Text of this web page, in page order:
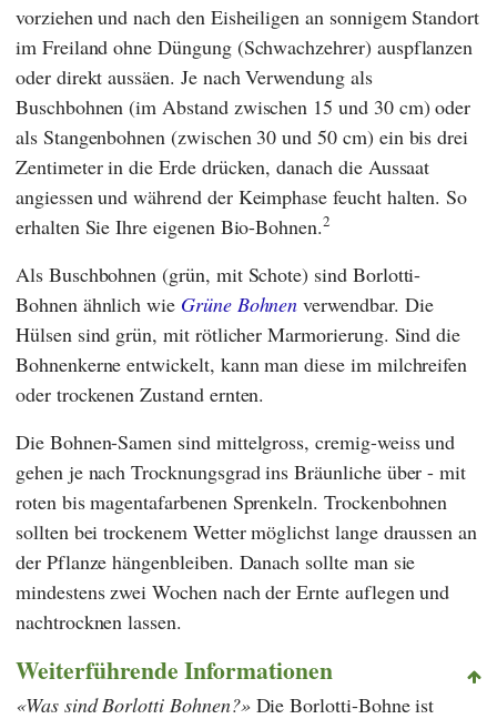
vorziehen und nach den Eisheiligen an sonnigem Standort
im Freiland ohne Düngung (Schwachzehrer) auspflanzen
oder direkt aussäen. Je nach Verwendung als
Buschbohnen (im Abstand zwischen 15 und 30 cm) oder
als Stangenbohnen (zwischen 30 und 50 cm) ein bis drei
Zentimeter in die Erde drücken, danach die Aussaat
angiessen und während der Keimphase feucht halten. So
erhalten Sie Ihre eigenen Bio-Bohnen.2
Als Buschbohnen (grün, mit Schote) sind Borlotti-
Bohnen ähnlich wie Grüne Bohnen verwendbar. Die
Hülsen sind grün, mit rötlicher Marmorierung. Sind die
Bohnenkerne entwickelt, kann man diese im milchreifen
oder trockenen Zustand ernten.
Die Bohnen-Samen sind mittelgross, cremig-weiss und
gehen je nach Trocknungsgrad ins Bräunliche über - mit
roten bis magentafarbenen Sprenkeln. Trockenbohnen
sollten bei trockenem Wetter möglichst lange draussen an
der Pflanze hängenbleiben. Danach sollte man sie
mindestens zwei Wochen nach der Ernte auflegen und
nachtrocknen lassen.
Weiterführende Informationen
Was sind Borlotti Bohnen? Die Borlotti-Bohne ist